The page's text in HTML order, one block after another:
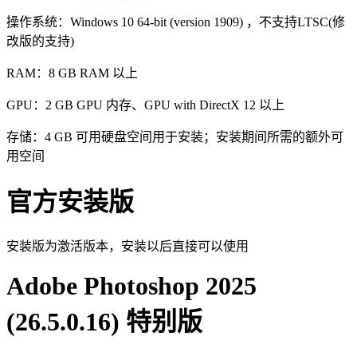
操作系统：Windows 10 64-bit (version 1909) ，不支持LTSC(修
改版的支持)
RAM：8 GB RAM 以上
GPU：2 GB GPU 内存、GPU with DirectX 12 以上
存储：4 GB 可用硬盘空间用于安装；安装期间所需的额外可
用空间
官方安装版
安装版为激活版本，安装以后直接可以使用
Adobe Photoshop 2025
(26.5.0.16) 特别版